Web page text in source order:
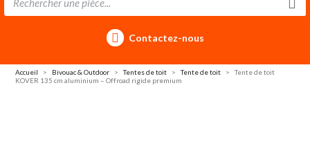
Contactez-nous
Accueil Bivouac & Outdoor Tentes de toit Tente de toit
Tente de toit
KOVER 135 cm aluminium – Offroad rigide premium